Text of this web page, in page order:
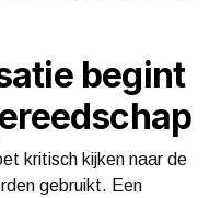
begint
kritisch kijken naar de
gebruikt. Een